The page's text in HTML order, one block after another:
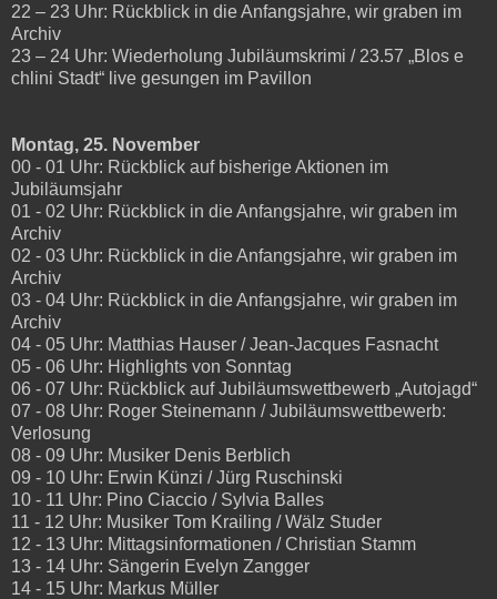
22 – 23 Uhr: Rückblick in die Anfangsjahre, wir graben im
Archiv
23 – 24 Uhr: Wiederholung Jubiläumskrimi / 23.57 „Blos e
chlini Stadt“ live gesungen im Pavillon
Montag, 25. November
00 - 01 Uhr: Rückblick auf bisherige Aktionen im
Jubiläumsjahr
01 - 02 Uhr: Rückblick in die Anfangsjahre, wir graben im
Archiv
02 - 03 Uhr: Rückblick in die Anfangsjahre, wir graben im
Archiv
03 - 04 Uhr: Rückblick in die Anfangsjahre, wir graben im
Archiv
04 - 05 Uhr: Matthias Hauser / Jean-Jacques Fasnacht
05 - 06 Uhr: Highlights von Sonntag
06 - 07 Uhr: Rückblick auf Jubiläumswettbewerb „Autojagd“
07 - 08 Uhr: Roger Steinemann / Jubiläumswettbewerb:
Verlosung
08 - 09 Uhr: Musiker Denis Berblich
09 - 10 Uhr: Erwin Künzi / Jürg Ruschinski
10 - 11 Uhr: Pino Ciaccio / Sylvia Balles
11 - 12 Uhr: Musiker Tom Krailing / Wälz Studer
12 - 13 Uhr: Mittagsinformationen / Christian Stamm
13 - 14 Uhr: Sängerin Evelyn Zangger
14 - 15 Uhr: Markus Müller